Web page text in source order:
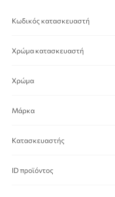
Κωδικός κατασκευαστή
Χρώμα κατασκευαστή
Χρώμα
Μάρκα
Κατασκευαστής
ID προϊόντος